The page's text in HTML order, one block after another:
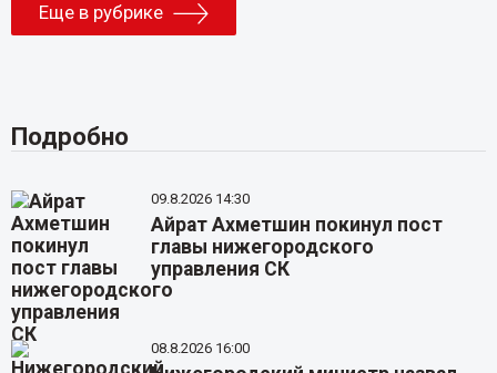
Еще в рубрике
Подробно
09.8.2026 14:30
Айрат Ахметшин покинул пост
главы нижегородского
управления СК
08.8.2026 16:00